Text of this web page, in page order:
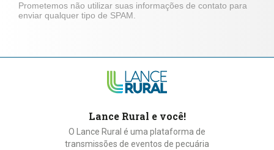
Prometemos não utilizar suas informações de contato para
enviar qualquer tipo de SPAM.
Lance Rural e você!
O Lance Rural é uma plataforma de
transmissões de eventos de pecuária